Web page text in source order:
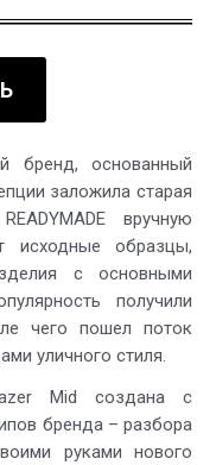
бренд, основанный
заложила старая
вручную
исходные образцы,
с основными
получили
чего пошел поток
уличного стиля.
Mid создана с
бренда – разбора
руками нового